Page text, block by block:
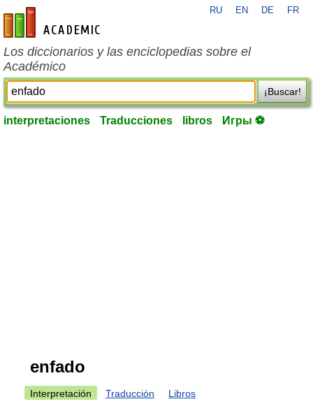
es-academic.com
RU EN DE FR
Los diccionarios y las enciclopedias sobre el
Académico
¡Buscar!
interpretaciones Traducciones libros Игры ⚽
enfado
Interpretación Traducción Libros